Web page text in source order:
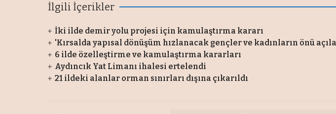
İlgili İçerikler
İki ilde demir yolu projesi için kamulaştırma kararı
'Kırsalda yapısal dönüşüm hızlanacak gençler ve kadınların önü
6 ilde özelleştirme ve kamulaştırma kararları
Aydıncık Yat Limanı ihalesi ertelendi
21 ildeki alanlar orman sınırları dışına çıkarıldı